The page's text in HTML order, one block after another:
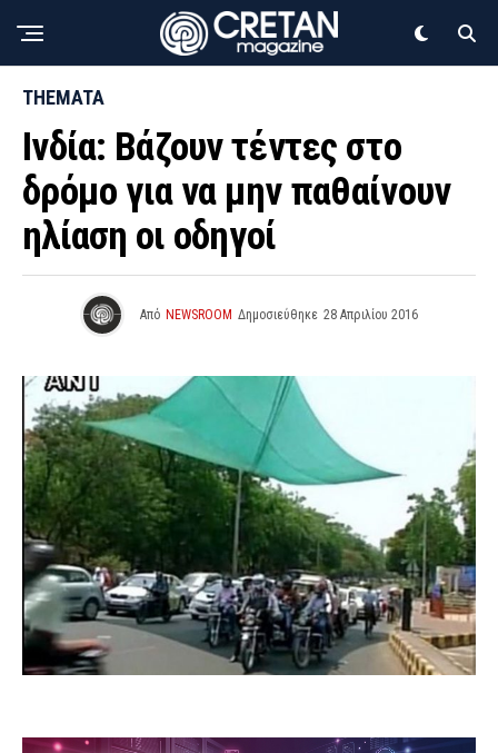
THEMATA
Ινδία: Βάζουν τέντες στο
δρόμο για να μην παθαίνουν
ηλίαση οι οδηγοί
Από NEWSROOM Δημοσιεύθηκε 28 Απριλίου 2016